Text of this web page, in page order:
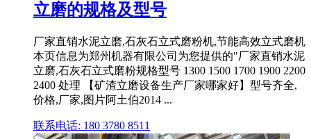
立磨的规格及型号
厂家直销水泥立磨,石灰石立式磨粉机,节能高效立式磨机
本页信息为郑州机器有限公司为您提供的"厂家直销水泥
立磨,石灰石立式磨粉规格型号 1300 1500 1700 1900 2200
2400 处理 【矿渣立磨设备生产厂家哪家好】型号齐全,
价格,厂家,图片阿土伯2014 ...
联系电话: 180 3780 8511